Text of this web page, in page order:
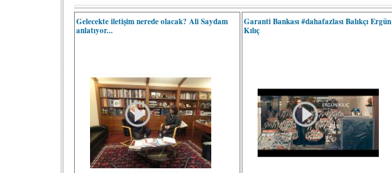
Gelecekte iletişim nerede olacak? Ali Saydam
anlatıyor...
Garanti Bankası #dahafazlası Balıkçı Ergün
Kılıç